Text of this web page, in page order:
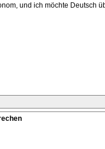
und ich möchte Deutsch